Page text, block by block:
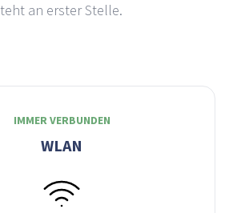
an erster Stelle.
IMMER VERBUNDEN
WLAN